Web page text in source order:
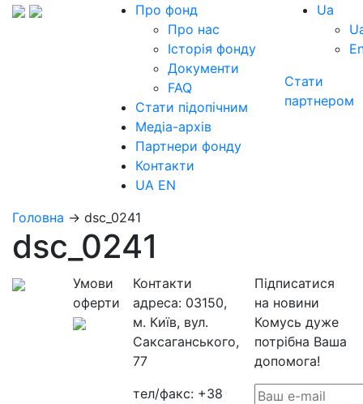
Про фонд
Про нас
Історія фонду
Документи
FAQ
Стати підопічним
Медіа-архів
Партнери фонду
Контакти
UA EN
Ua
Стати
партнером
Головна → dsc_0241
dsc_0241
Умови
оферти
Контакти
адреса: 03150,
м. Київ, вул.
Саксаганського,
77
тел/факс: +38
Підписатися
на новини
Комусь дуже
потрібна Ваша
допомога!